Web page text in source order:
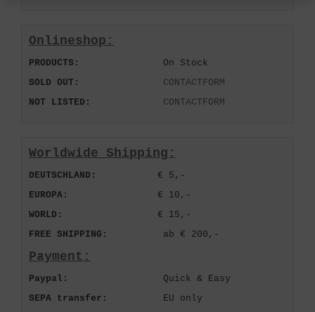
Onlineshop:
PRODUCTS:
On Stock
SOLD OUT:
CONTACTFORM
NOT LISTED:
CONTACTFORM
Worldwide Shipping:
DEUTSCHLAND:
€ 5,-
EUROPA:
€ 10,-
WORLD:
€ 15,-
FREE SHIPPING:
ab € 200,-
Payment:
Paypal:
Quick & Easy
SEPA transfer:
EU only